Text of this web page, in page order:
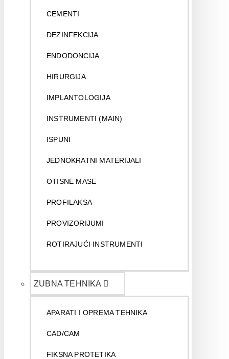
CEMENTI
DEZINFEKCIJA
ENDODONCIJA
HIRURGIJA
IMPLANTOLOGIJA
INSTRUMENTI (MAIN)
ISPUNI
JEDNOKRATNI MATERIJALI
OTISNE MASE
PROFILAKSA
PROVIZORIJUMI
ROTIRAJUĆI INSTRUMENTI
ZUBNA TEHNIKA
APARATI I OPREMA TEHNIKA
CAD/CAM
FIKSNA PROTETIKA